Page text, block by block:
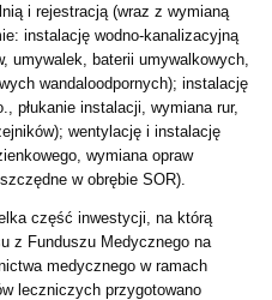
i rejestracją (wraz z wymianą
instalację wodno-kanalizacyjną
umywalek, baterii umywalkowych,
wandaloodpornych); instalację
płukanie instalacji, wymiana rur,
wentylację i instalację
wymiana opraw
w obrębie SOR).
część inwestycji, na którą
z Funduszu Medycznego na
medycznego w ramach
leczniczych przygotowano